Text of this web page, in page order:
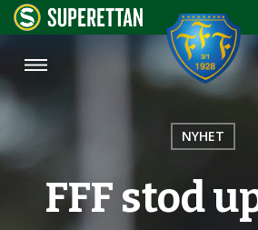
NYHET
FFF stod